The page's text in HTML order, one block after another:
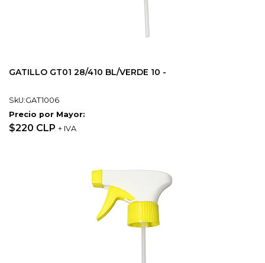
GATILLO GT01 28/410 BL/VERDE 10 -
SkU:GAT1006
Precio por Mayor:
$220 CLP + IVA